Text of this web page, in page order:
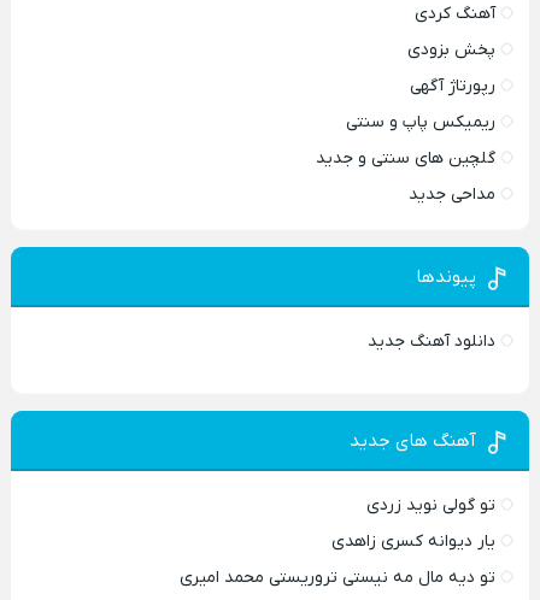
آهنگ کردی
پخش بزودی
رپورتاژ آگهی
ریمیکس پاپ و سنتی
گلچین های سنتی و جدید
مداحی جدید
پیوندها
دانلود آهنگ جدید
آهنگ های جدید
تو گولی نوید زردی
یار دیوانه کسری زاهدی
تو دیه مال مه نیستی تروریستی محمد امیری